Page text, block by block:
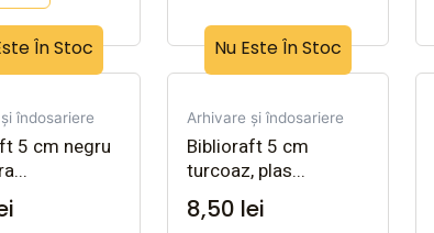
În Stoc
îndosariere
5 cm negru
Nu Este În Stoc
Arhivare și îndosariere
Biblioraft 5 cm
turcoaz, plas...
8,50 lei